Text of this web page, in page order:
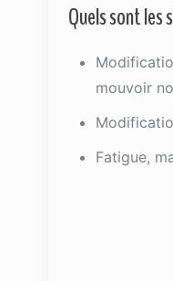
Quels sont les
mouvoir
Fatigue,